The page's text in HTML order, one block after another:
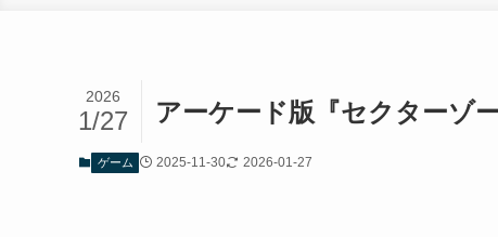
アーケード版『セクターゾ
2026
1/27
ゲーム 2025-11-30 2026-01-27